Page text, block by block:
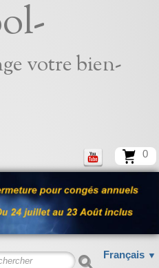
votre bien-
0
Français ▼